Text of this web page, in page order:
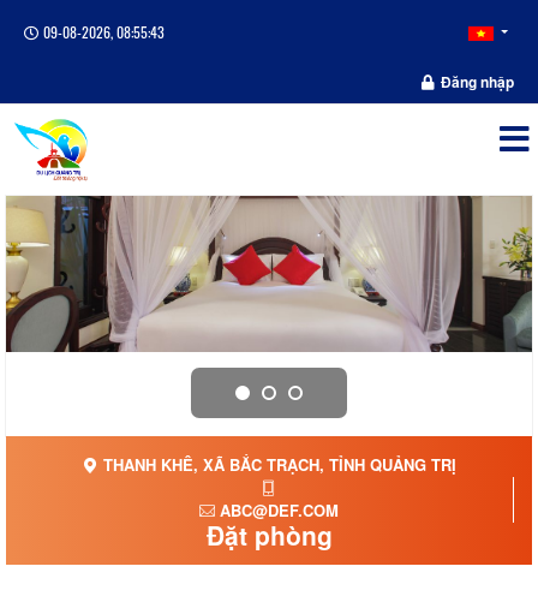
09-08-2026, 08:55:43
Đăng nhập
THANH KHÊ, XÃ BẮC TRẠCH, TỈNH QUẢNG TRỊ
ABC@DEF.COM
Đặt phòng